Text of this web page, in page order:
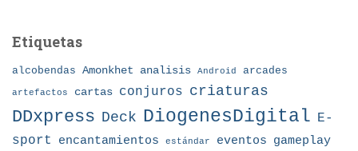
Etiquetas
alcobendas Amonkhet analisis Android arcades
artefactos cartas conjuros criaturas
DDxpress Deck DiogenesDigital E-
sport
encantamientos estándar eventos gameplay